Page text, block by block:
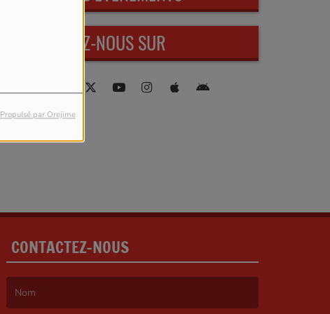
Propulsé par Orejime
RETROUVEZ-NOUS SUR
CONTACTEZ-NOUS